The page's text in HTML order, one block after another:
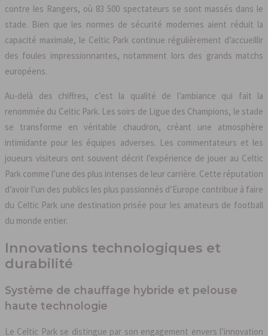
contre les Rangers, où 83 500 spectateurs se sont massés dans le
stade. Bien que les normes de sécurité modernes aient réduit la
capacité maximale, le Celtic Park continue régulièrement d’accueillir
des foules impressionnantes, notamment lors des grands matchs
européens.
Au-delà des chiffres, c’est la qualité de l’ambiance qui fait la
renommée du Celtic Park. Les soirs de Ligue des Champions, le stade
se transforme en véritable chaudron, créant une atmosphère
intimidante pour les équipes adverses. Les commentateurs et les
joueurs visiteurs ont souvent décrit l’expérience de jouer au Celtic
Park comme l’une des plus intenses de leur carrière. Cette réputation
d’avoir l’un des publics les plus passionnés d’Europe contribue à faire
du Celtic Park une destination prisée pour les amateurs de football
du monde entier.
Innovations technologiques et
durabilité
Système de chauffage hybride et pelouse
haute technologie
Le Celtic Park se distingue par son engagement envers l’innovation